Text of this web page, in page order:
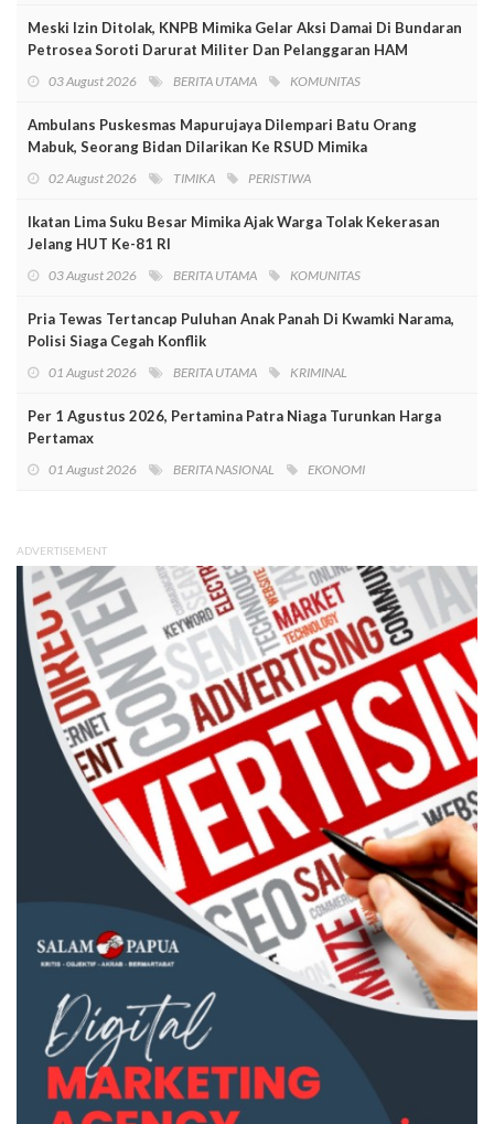
Meski Izin Ditolak, KNPB Mimika Gelar Aksi Damai Di Bundaran
Petrosea Soroti Darurat Militer Dan Pelanggaran HAM
03 August 2026 BERITA UTAMA KOMUNITAS
Ambulans Puskesmas Mapurujaya Dilempari Batu Orang
Mabuk, Seorang Bidan Dilarikan Ke RSUD Mimika
02 August 2026 TIMIKA PERISTIWA
Ikatan Lima Suku Besar Mimika Ajak Warga Tolak Kekerasan
Jelang HUT Ke-81 RI
03 August 2026 BERITA UTAMA KOMUNITAS
Pria Tewas Tertancap Puluhan Anak Panah Di Kwamki Narama,
Polisi Siaga Cegah Konflik
01 August 2026 BERITA UTAMA KRIMINAL
Per 1 Agustus 2026, Pertamina Patra Niaga Turunkan Harga
Pertamax
01 August 2026 BERITA NASIONAL EKONOMI
ADVERTISEMENT